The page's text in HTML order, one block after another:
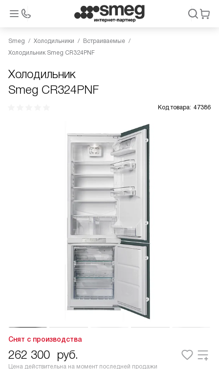
Smeg Холодильники
Встраиваемые
Холодильник Smeg CR324PNF
Холодильник
Smeg CR324PNF
Код товара: 47386
Снят с производства
262 300 руб.
Цена действительна на момент последней продажи